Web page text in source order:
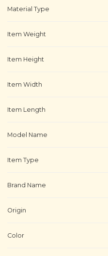
Material Type
Item Weight
Item Height
Item Width
Item Length
Model Name
Item Type
Brand Name
Origin
Color